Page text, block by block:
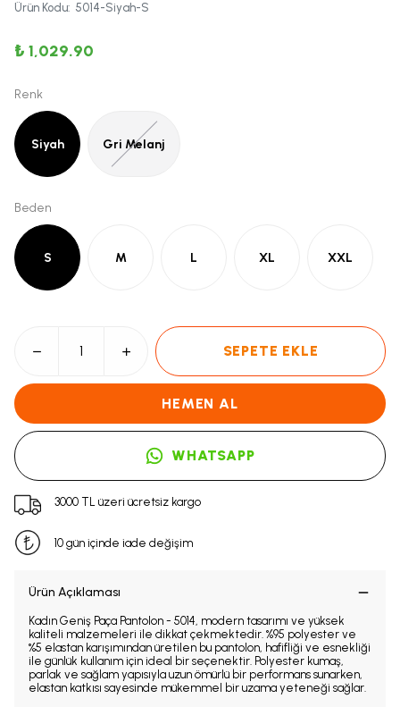
Ürün Kodu: 5014-Siyah-S
₺ 1,029.90
Renk
Siyah Gri Melanj
Beden
S M L XL XXL
SEPETE EKLE
HEMEN AL
WHATSAPP
3000 TL üzeri ücretsiz kargo
10 gün içinde iade değişim
Ürün Açıklaması
Kadın Geniş Paça Pantolon - 5014, modern tasarımı ve yüksek
kaliteli malzemeleri ile dikkat çekmektedir. %95 polyester ve
%5 elastan karışımından üretilen bu pantolon, hafifliği ve esnekliği
ile günlük kullanım için ideal bir seçenektir. Polyester kumaş,
parlak ve sağlam yapısıyla uzun ömürlü bir performans sunarken,
elastan katkısı sayesinde mükemmel bir uzama yeteneği sağlar.